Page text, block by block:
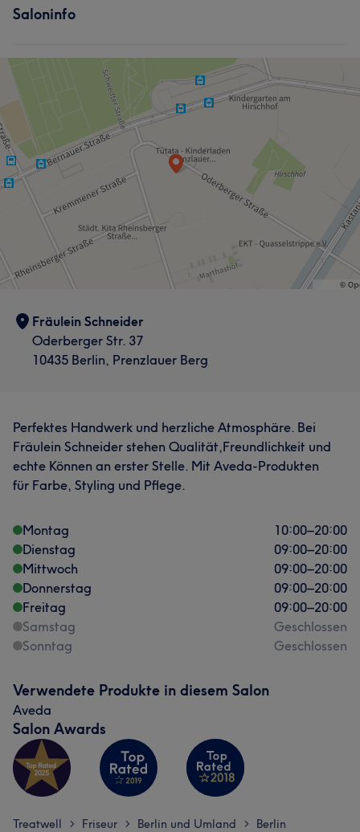
Saloninfo
Fräulein Schneider
Oderberger Str. 37
10435 Berlin, Prenzlauer Berg
Perfektes Handwerk und herzliche Atmosphäre. Bei
Fräulein Schneider stehen Qualität,Freundlichkeit und
echte Können an erster Stelle. Mit Aveda-Produkten
für Farbe, Styling und Pflege.
Montag 10:00–20:00
Dienstag
09:00–20:00
Mittwoch
09:00–20:00
Donnerstag
09:00–20:00
Freitag
09:00–20:00
Samstag
Geschlossen
Sonntag
Geschlossen
Verwendete Produkte in diesem Salon
Aveda
Salon Awards
Treatwell > Friseur > Berlin und Umland > Berlin